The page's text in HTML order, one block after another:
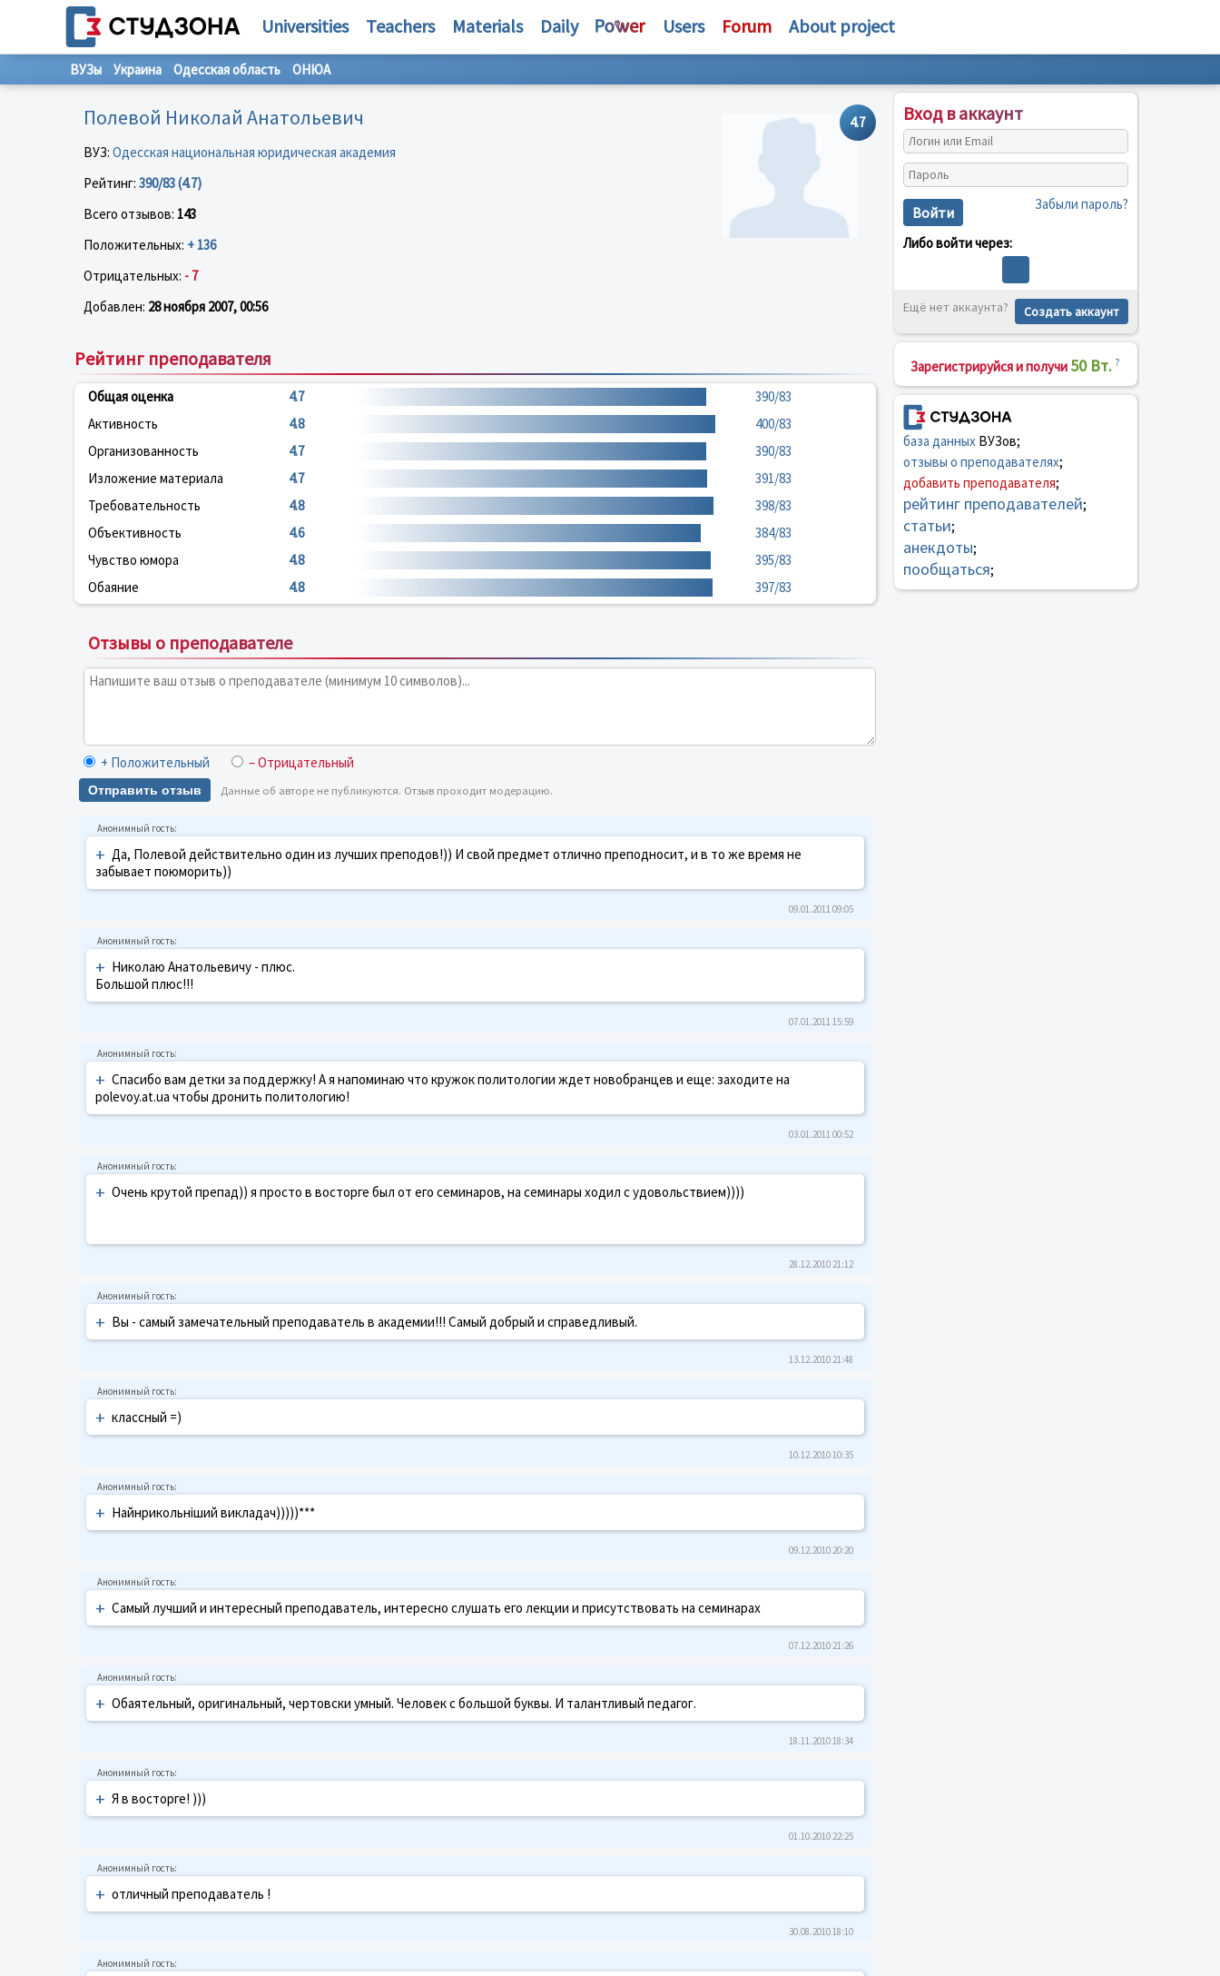
Universities Teachers Materials Daily Users Forum About project
ВУЗы Украина Одесская область ОНЮА
4.7
Полевой Николай Анатольевич
ВУЗ: Одесская национальная юридическая академия
Рейтинг: 390/83 (4.7)
Всего отзывов: 143
Положительных: + 136
Отрицательных: - 7
Добавлен: 28 ноября 2007, 00:56
Рейтинг преподавателя
Общая оценка 4.7
390/83
Активность
4.8
400/83
Организованность
4.7
390/83
Изложение материала
4.7
391/83
Требовательность
4.8
398/83
Объективность
4.6
384/83
Чувство юмора
4.8
395/83
Обаяние
4.8 397/83
Отзывы о преподавателе
+ Положительный – Отрицательный
Отправить отзыв Данные об авторе не публикуются. Отзыв проходит модерацию.
+ Да, Полевой действительно один из лучших преподов!)) И свой предмет отлично преподносит, и в то же время не
забывает поюморить))
09.01.2011 09:05
+ Николаю Анатольевичу - плюс.
Большой плюс!!!
07.01.2011 15:59
+ Спасибо вам детки за поддержку! А я напоминаю что кружок политологии ждет новобранцев и еще: заходите на
polevoy.at.ua чтобы дронить политологию!
03.01.2011 00:52
+ Очень крутой препад)) я просто в восторге был от его семинаров, на семинары ходил с удовольствием))))
28.12.2010 21:12
+ Вы - самый замечательный преподаватель в академии!!! Самый добрый и справедливый.
13.12.2010 21:48
+ классный =)
10.12.2010 10:35
+ Найнрикольніший викладач)))))***
09.12.2010 20:20
+ Самый лучший и интересный преподаватель, интересно слушать его лекции и присутствовать на семинарах
07.12.2010 21:26
+ Обаятельный, оригинальный, чертовски умный. Человек с большой буквы. И талантливый педагог.
18.11.2010 18:34
+ Я в восторге! )))
01.10.2010 22:25
+ отличный преподаватель !
30.08.2010 18:10
Вход в аккаунт
Войти Забыли пароль?
Либо войти через:
Ещё нет аккаунта? Создать аккаунт
Зарегистрируйся и получи 50 Вт. ?
база данныхВУЗов;
отзывы о преподавателях;
добавить преподавателя;
рейтинг преподавателей;
статьи;
анекдоты;
пообщаться;